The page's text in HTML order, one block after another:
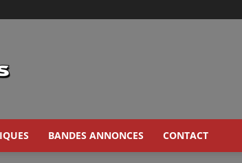
BANDES ANNONCES CONTACT